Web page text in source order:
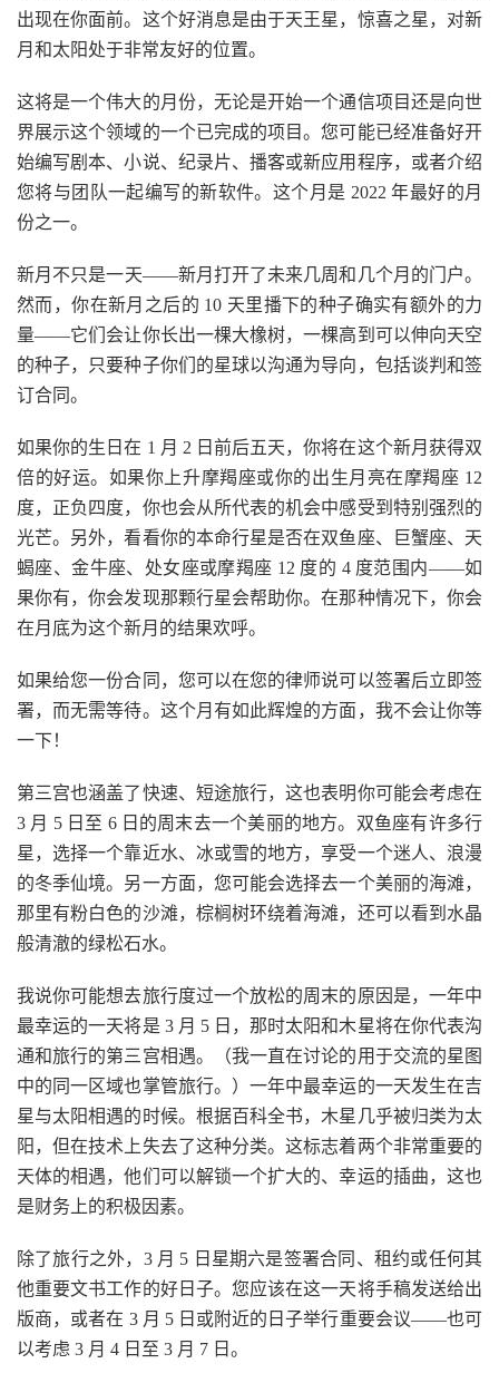
出现在你面前。这个好消息是由于天王星，惊喜之星，对新
月和太阳处于非常友好的位置。
这将是一个伟大的月份，无论是开始一个通信项目还是向世
界展示这个领域的一个已完成的项目。您可能已经准备好开
始编写剧本、小说、纪录片、播客或新应用程序，或者介绍
您将与团队一起编写的新软件。这个月是 2022 年最好的月
份之一。
新月不只是一天——新月打开了未来几周和几个月的门户。
然而，你在新月之后的 10 天里播下的种子确实有额外的力
量——它们会让你长出一棵大橡树，一棵高到可以伸向天空
的种子，只要种子你们的星球以沟通为导向，包括谈判和签
订合同。
如果你的生日在 1 月 2 日前后五天，你将在这个新月获得双
倍的好运。如果你上升摩羯座或你的出生月亮在摩羯座 12
度，正负四度，你也会从所代表的机会中感受到特别强烈的
光芒。另外，看看你的本命行星是否在双鱼座、巨蟹座、天
蝎座、金牛座、处女座或摩羯座 12 度的 4 度范围内——如
果你有，你会发现那颗行星会帮助你。在那种情况下，你会
在月底为这个新月的结果欢呼。
如果给您一份合同，您可以在您的律师说可以签署后立即签
署，而无需等待。这个月有如此辉煌的方面，我不会让你等
一下！
第三宫也涵盖了快速、短途旅行，这也表明你可能会考虑在
3 月 5 日至 6 日的周末去一个美丽的地方。双鱼座有许多行
星，选择一个靠近水、冰或雪的地方，享受一个迷人、浪漫
的冬季仙境。另一方面，您可能会选择去一个美丽的海滩，
那里有粉白色的沙滩，棕榈树环绕着海滩，还可以看到水晶
般清澈的绿松石水。
我说你可能想去旅行度过一个放松的周末的原因是，一年中
最幸运的一天将是 3 月 5 日，那时太阳和木星将在你代表沟
通和旅行的第三宫相遇。（我一直在讨论的用于交流的星图
中的同一区域也掌管旅行。）一年中最幸运的一天发生在吉
星与太阳相遇的时候。根据百科全书，木星几乎被归类为太
阳，但在技术上失去了这种分类。这标志着两个非常重要的
天体的相遇，他们可以解锁一个扩大的、幸运的插曲，这也
是财务上的积极因素。
除了旅行之外，3 月 5 日星期六是签署合同、租约或任何其
他重要文书工作的好日子。您应该在这一天将手稿发送给出
版商，或者在 3 月 5 日或附近的日子举行重要会议——也可
以考虑 3 月 4 日至 3 月 7 日。